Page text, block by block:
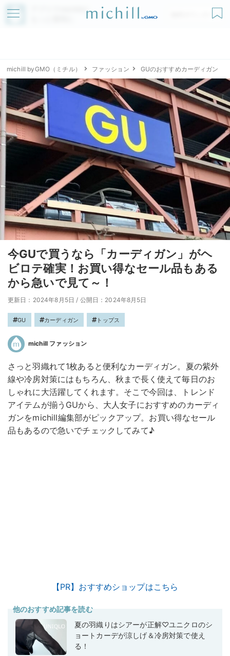
アプリでmichillが
無料ダウンロード
michill byGMO（ミチル） ファッション GUのおすすめカーディガン
今GUで買うなら「カーディガン」がヘ
ビロテ確実！お買い得なセール品もある
から急いで見て～！
更新日：2024年8月5日 / 公開日：2024年8月5日
GU カーディガン トップス
michill ファッション
さっと羽織れて1枚あると便利なカーディガン。夏の紫外
線や冷房対策にはもちろん、秋まで長く使えて毎日のお
しゃれに大活躍してくれます。そこで今回は、トレンド
アイテムが揃うGUから、大人女子におすすめのカーディ
ガンをmichill編集部がピックアップ。お買い得なセール
品もあるので急いでチェックしてみて♪
【PR】おすすめショップはこちら
他のおすすめ記事を読む
夏の羽織りはシアーが正解♡ユニクロのシ
ョートカーデが涼しげ＆冷房対策で使え
る！